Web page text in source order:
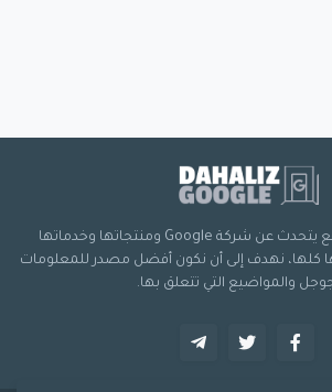
دهاليز جوجل هو موقع يتحدث عن شركة Google ومنتجاتها وخدماتها
كلها، نهدف إلى أن نكون أفضل مصدر للمعلومات
والمواضيع التي تتعلق بها.